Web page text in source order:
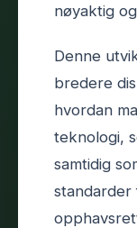
nøyaktig
Denne
bredere
hvordan
teknologi,
samtidig